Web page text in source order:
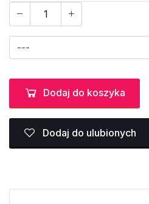
Dodaj do koszyka
Dodaj do ulubionych